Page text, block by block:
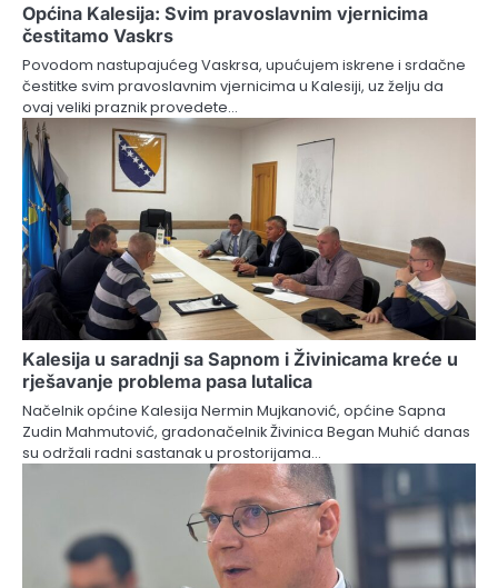
Općina Kalesija: Svim pravoslavnim vjernicima
čestitamo Vaskrs
Povodom nastupajućeg Vaskrsa, upućujem iskrene i srdačne
čestitke svim pravoslavnim vjernicima u Kalesiji, uz želju da
ovaj veliki praznik provedete…
Kalesija u saradnji sa Sapnom i Živinicama kreće u
rješavanje problema pasa lutalica
Načelnik općine Kalesija Nermin Mujkanović, općine Sapna
Zudin Mahmutović, gradonačelnik Živinica Began Muhić danas
su održali radni sastanak u prostorijama…